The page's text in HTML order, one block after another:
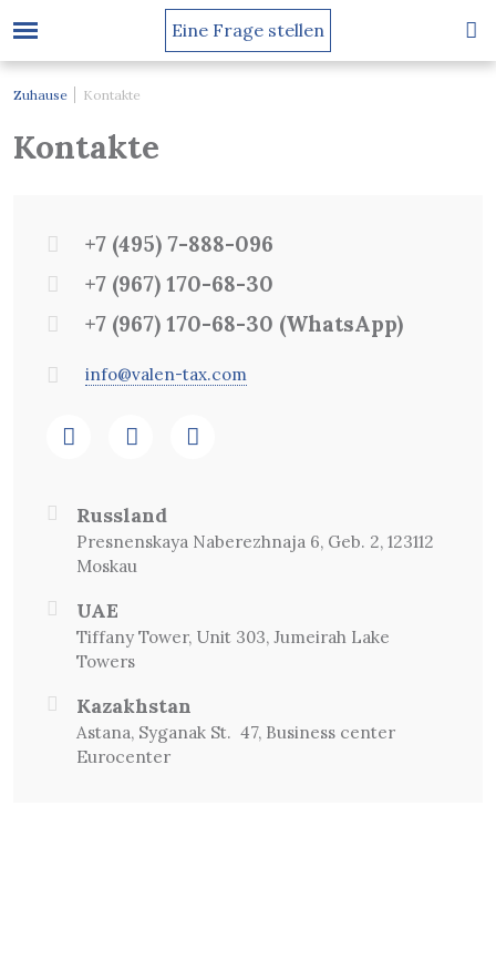
Eine Frage stellen
Zuhause Kontakte
Kontakte
+7 (495) 7-888-096
+7 (967) 170-68-30
+7 (967) 170-68-30 (WhatsApp)
info@valen-tax.com
Russland
Presnenskaya Naberezhnaja 6, Geb. 2, 123112
Moskau
UAE
Tiffany Tower, Unit 303, Jumeirah Lake
Towers
Kazakhstan
Astana, Syganak St. 47, Business center
Eurocenter